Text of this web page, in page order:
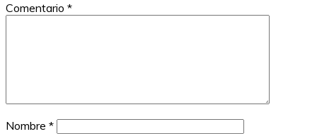
Comentario *
Nombre *